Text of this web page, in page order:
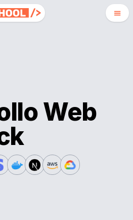
Web
Stripe DockerNextJSAmazon Web
Google Cloud